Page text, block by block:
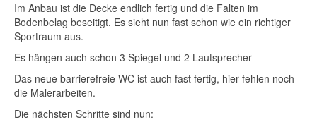
Im Anbau ist die Decke endlich fertig und die Falten im
Bodenbelag beseitigt. Es sieht nun fast schon wie ein richtiger
Sportraum aus.
Es hängen auch schon 3 Spiegel und 2 Lautsprecher
Das neue barrierefreie WC ist auch fast fertig, hier fehlen noch
die Malerarbeiten.
Die nächsten Schritte sind nun: